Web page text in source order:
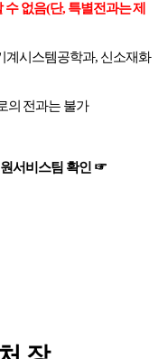
수 없음(단, 특별전과는 제
계시스템공학과, 신소재화
의 전과는 불가
서비스팀 확인 ☞